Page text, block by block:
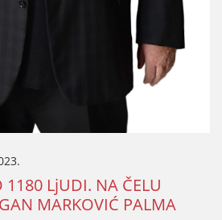
1180 LjUDI. NA ČELU
MARKOVIĆ PALMA